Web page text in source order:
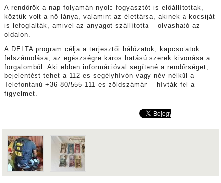
A rendőrök a nap folyamán nyolc fogyasztót is előállítottak,
köztük volt a nő lánya, valamint az élettársa, akinek a kocsiját
is lefoglalták, amivel az anyagot szállította – olvasható az
oldalon.
A DELTA program célja a terjesztői hálózatok, kapcsolatok
felszámolása, az egészségre káros hatású szerek kivonása a
forgalomból. Aki ebben információval segítené a rendőrséget,
bejelentést tehet a 112-es segélyhívón vagy név nélkül a
Telefontanú +36-80/555-111-es zöldszámán – hívták fel a
figyelmet.